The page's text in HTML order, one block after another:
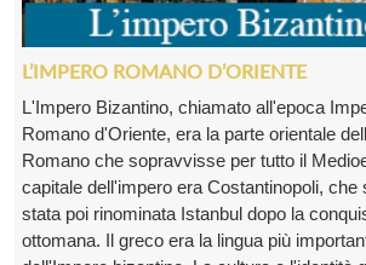
L’IMPERO ROMANO D’ORIENTE
L'Impero Bizantino, chiamato all'epoca
Romano d'Oriente, era la parte orientale
Romano che sopravvisse per tutto il
capitale dell'impero era Costantinopoli, che
stata poi rinominata Istanbul dopo la
ottomana. Il greco era la lingua più